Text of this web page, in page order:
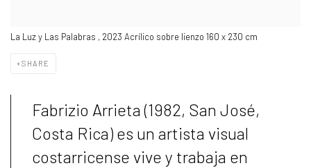
La Luz y Las Palabras , 2023 Acrílico sobre lienzo 160 x 230 cm
SHARE
Fabrizio Arrieta (1982, San José,
Costa Rica) es un artista visual
costarricense vive y trabaja en